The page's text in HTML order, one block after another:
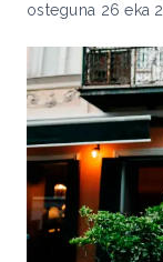
osteguna 26 eka